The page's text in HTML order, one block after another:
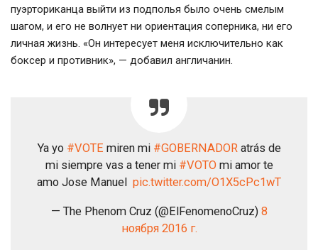
пуэрториканца выйти из подполья было очень смелым
шагом, и его не волнует ни ориентация соперника, ни его
личная жизнь. «Он интересует меня исключительно как
боксер и противник», — добавил англичанин.
Ya yo #VOTE miren mi #GOBERNADORatrás de
mi siempre vas a tener mi #VOTOmi amor te
amo Jose Manuel pic.twitter.com/O1X5cPc1wT
— The Phenom Cruz (@ElFenomenoCruz) 8
ноября 2016 г.